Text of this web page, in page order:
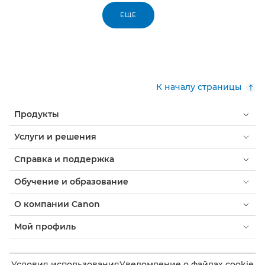
ЕЩЕ
К началу страницы
Продукты
Услуги и решения
Справка и поддержка
Обучение и образование
О компании Canon
Мой профиль